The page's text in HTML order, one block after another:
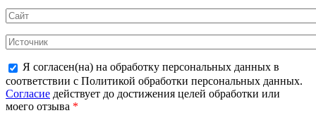
Я согласен(на) на обработку персональных данных в
соответствии с Политикой обработки персональных данных.
Согласие действует до достижения целей обработки или
моего отзыва *